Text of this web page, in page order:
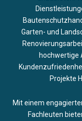
Garten- und
hochwertige
Projekte
Mit einem
Fachleuten